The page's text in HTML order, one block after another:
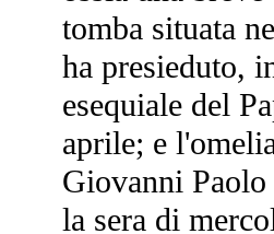
tomba situata
ha presieduto,
esequiale del
aprile; e
Giovanni
la sera di